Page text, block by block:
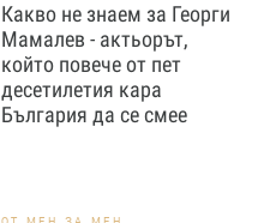
Какво не знаем за Георги
Мамалев - актьорът,
който повече от пет
десетилетия кара
България да се смее